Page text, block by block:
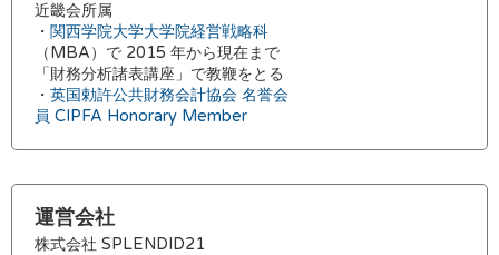
近畿会所属
・ 関西学院大学大学院経営戦略科
（MBA）で 2015 年から現在まで
「財務分析諸表講座」で教鞭をとる
・ 英国勅許公共財務会計協会 名誉会
員 CIPFA Honorary Member
運営会社
株式会社 SPLENDID21